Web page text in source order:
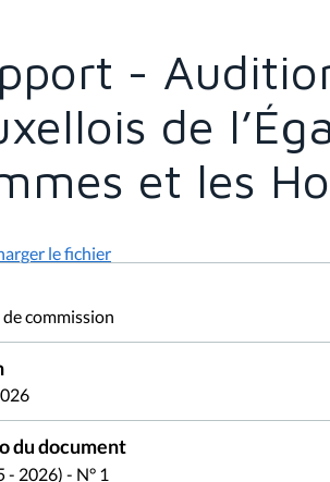
-
de
et les
le fichier
commission
du document
- 2026) - N° 1